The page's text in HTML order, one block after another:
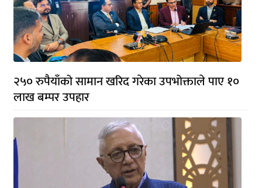
२५० रुपैयाँको सामान खरिद गरेका उपभोक्ताले पाए १०
लाख बम्पर उपहार